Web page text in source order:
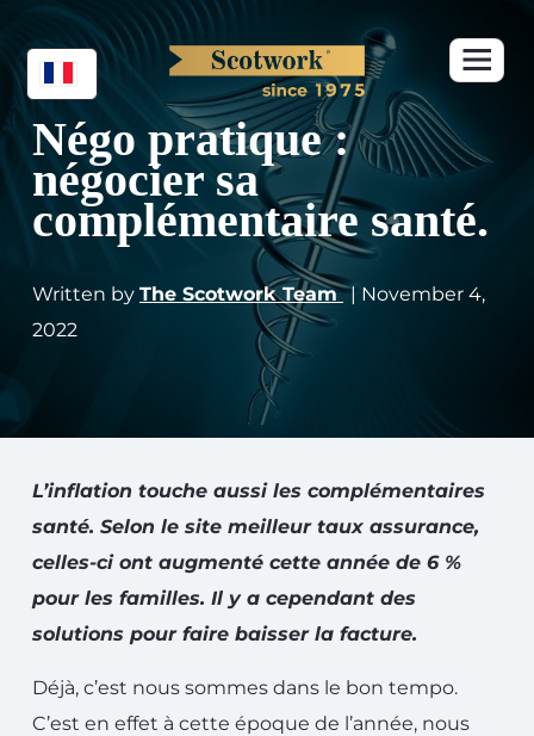
Négo pratique :
négocier sa
complémentaire santé.
Written by The Scotwork Team | November 4,
2022
L’inflation touche aussi les complémentaires
santé. Selon le site meilleur taux assurance,
celles-ci ont augmenté cette année de 6 %
pour les familles. Il y a cependant des
solutions pour faire baisser la facture.
Déjà, c’est nous sommes dans le bon tempo.
C’est en effet à cette époque de l’année, nous